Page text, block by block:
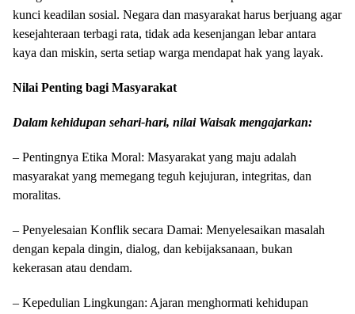
kunci keadilan sosial. Negara dan masyarakat harus berjuang agar
kesejahteraan terbagi rata, tidak ada kesenjangan lebar antara
kaya dan miskin, serta setiap warga mendapat hak yang layak.
Nilai Penting bagi Masyarakat
Dalam kehidupan sehari-hari, nilai Waisak mengajarkan:
– Pentingnya Etika Moral: Masyarakat yang maju adalah
masyarakat yang memegang teguh kejujuran, integritas, dan
moralitas.
– Penyelesaian Konflik secara Damai: Menyelesaikan masalah
dengan kepala dingin, dialog, dan kebijaksanaan, bukan
kekerasan atau dendam.
– Kepedulian Lingkungan: Ajaran menghormati kehidupan